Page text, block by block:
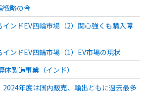
戦略の今
ンドEV四輪市場（2）関心強くも購入障
ンドEV四輪市場（1）EV市場の現状
製造事業（インド）
2024年度は国内販売、輸出ともに過去最多